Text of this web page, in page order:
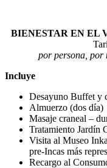
BIENESTAR EN EL
por persona, por
Incluye
Desayuno Buffet y
Almuerzo (dos día)
Masaje craneal –
Tratamiento Jardín
Visita al Museo
pre-Incas más
Recargo al